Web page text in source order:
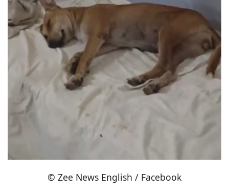
© Zee News English / Facebook